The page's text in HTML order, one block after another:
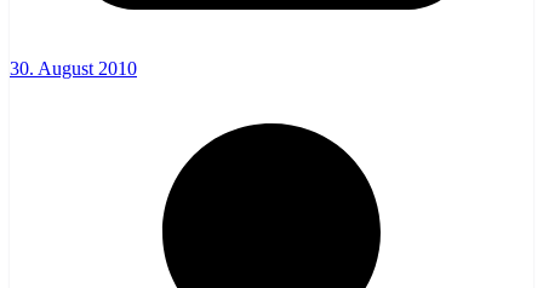
30. August 2010